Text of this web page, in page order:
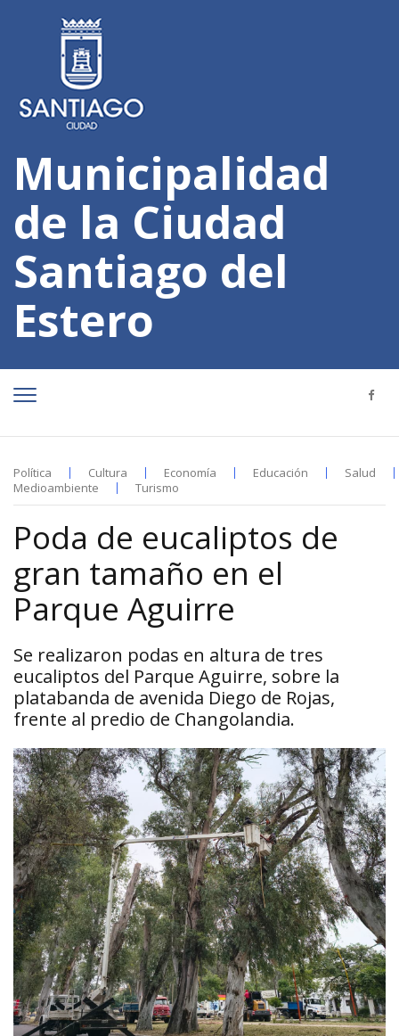
Municipalidad
de la Ciudad
Santiago del
Estero
Política Cultura Economía Educación
Salud
Medioambiente
Turismo
Poda de eucaliptos de
gran tamaño en el
Parque Aguirre
Se realizaron podas en altura de tres
eucaliptos del Parque Aguirre, sobre la
platabanda de avenida Diego de Rojas,
frente al predio de Changolandia.